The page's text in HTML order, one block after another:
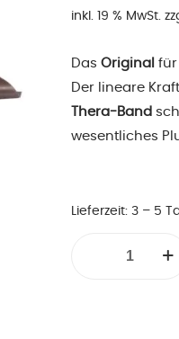
inkl. 19 % MwSt.
Das Original für
Der lineare
Thera-Band
wesentliches
Lieferzeit: 3 – 5